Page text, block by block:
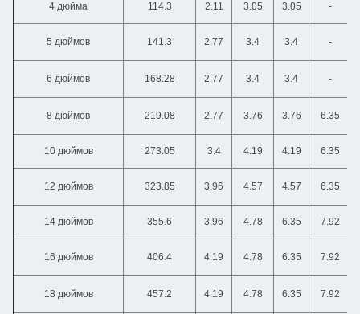
4 дюйма 114.3 2.11 3.05 3.05 -
5 дюймов 141.3 2.77 3.4 3.4 -
6 дюймов 168.28 2.77 3.4 3.4 -
8 дюймов 219.08 2.77 3.76 3.76 6.35
10 дюймов 273.05 3.4 4.19 4.19 6.35
12 дюймов 323.85 3.96 4.57 4.57 6.35
14 дюймов 355.6 3.96 4.78 6.35 7.92
16 дюймов 406.4 4.19 4.78 6.35 7.92
18 дюймов 457.2 4.19 4.78 6.35 7.92